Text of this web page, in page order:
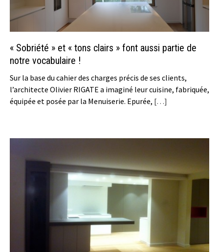
« Sobriété » et « tons clairs » font aussi partie de
notre vocabulaire !
Sur la base du cahier des charges précis de ses clients,
l’architecte Olivier RIGATE a imaginé leur cuisine, fabriquée,
équipée et posée par la Menuiserie. Epurée, […]